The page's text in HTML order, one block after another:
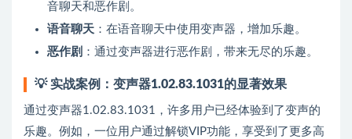
音聊天和恶作剧。
语音聊天 ：在语音聊天中使用变声器，增加乐趣。
恶作剧 ：通过变声器进行恶作剧，带来无尽的乐趣。
💡实战案例：变声器1.02.83.1031的显著效果
通过变声器1.02.83.1031，许多用户已经体验到了变声的
乐趣。例如，一位用户通过解锁VIP功能，享受到了更多高